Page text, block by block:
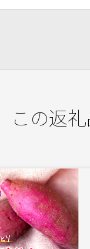
この返